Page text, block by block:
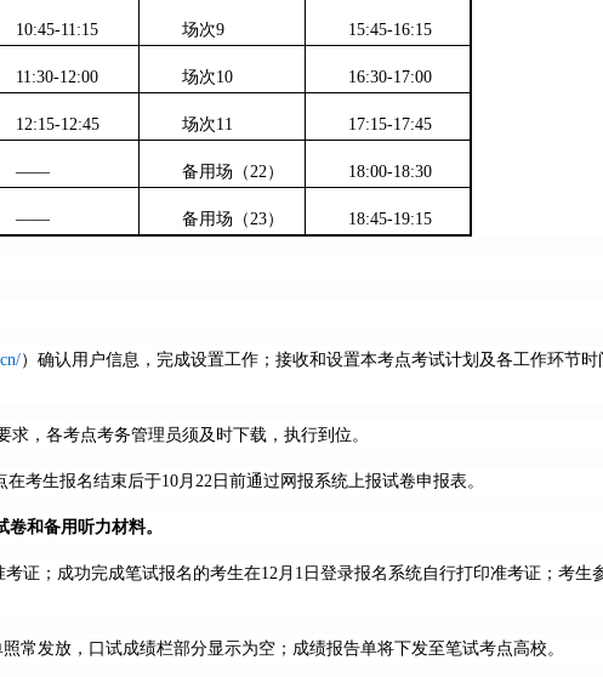
10:45-11:15 场次9 15:45-16:15
11:30-12:00 场次10 16:30-17:00
12:15-12:45 场次11 17:15-17:45
—— 备用场（22） 18:00-18:30
—— 备用场（23） 18:45-19:15
）确认用户信息，完成设置工作；接收和设置本考点考试计划及各工作环节
，各考点考务管理员须及时下载，执行到位。
考生报名结束后于10月22日前通过网报系统上报试卷申报表。
和备用听力材料。
证；成功完成笔试报名的考生在12月1日登录报名系统自行打印准考证；考
常发放，口试成绩栏部分显示为空；成绩报告单将下发至笔试考点高校。